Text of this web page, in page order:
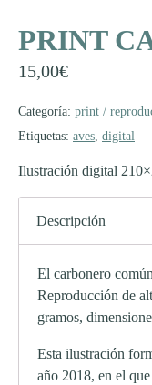
PRINT
15,00€
Categoría: print /
Etiquetas: aves digital
Ilustración digital
Descripción
El carbonero
Reproducción de
gramos,
Esta ilustración
año 2018, en el